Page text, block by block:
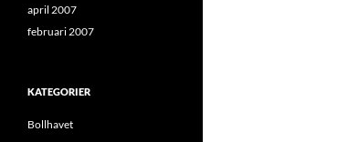
april 2007
februari 2007
KATEGORIER
Bollhavet